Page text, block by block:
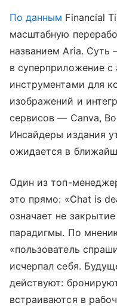
По данным Financial
масштабную
названием Aria. Суть
в суперприложение
инструментами для
изображений и
сервисов — Canva,
Инсайдеры издания
ожидается в
Один из топ-
это прямо: «Chat is
означает не
парадигмы. По
«пользователь
исчерпал себя.
действуют:
встраиваются в